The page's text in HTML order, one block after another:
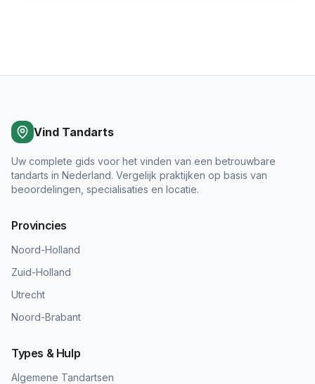
Vind Tandarts
Uw complete gids voor het vinden van een betrouwbare
tandarts in Nederland. Vergelijk praktijken op basis van
beoordelingen, specialisaties en locatie.
Provincies
Noord-Holland
Zuid-Holland
Utrecht
Noord-Brabant
Types & Hulp
Algemene Tandartsen